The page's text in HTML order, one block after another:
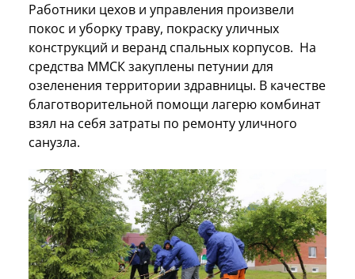
Работники цехов и управления произвели
покос и уборку траву, покраску уличных
конструкций и веранд спальных корпусов. На
средства ММСК закуплены петунии для
озеленения территории здравницы. В качестве
благотворительной помощи лагерю комбинат
взял на себя затраты по ремонту уличного
санузла.